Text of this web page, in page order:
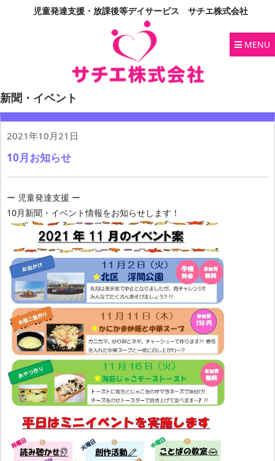
児童発達支援・放課後等デイサービス サチエ株式会社
MENU
新聞・イベント
2021年10月21日
10月お知らせ
ー 児童発達支援 ー
10月新聞・イベント情報をお知らせします！